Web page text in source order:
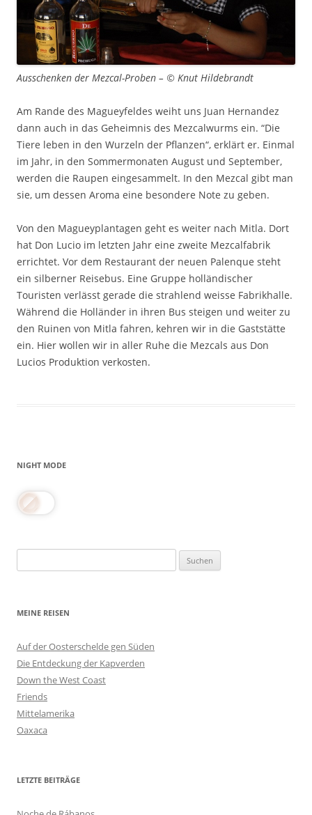
Ausschenken der Mezcal-Proben – © Knut Hildebrandt
Am Rande des Magueyfeldes weiht uns Juan Hernandez
dann auch in das Geheimnis des Mezcalwurms ein. “Die
Tiere leben in den Wurzeln der Pflanzen“, erklärt er. Einmal
im Jahr, in den Sommermonaten August und September,
werden die Raupen eingesammelt. In den Mezcal gibt man
sie, um dessen Aroma eine besondere Note zu geben.
Von den Magueyplantagen geht es weiter nach Mitla. Dort
hat Don Lucio im letzten Jahr eine zweite Mezcalfabrik
errichtet. Vor dem Restaurant der neuen Palenque steht
ein silberner Reisebus. Eine Gruppe holländischer
Touristen verlässt gerade die strahlend weisse Fabrikhalle.
Während die Holländer in ihren Bus steigen und weiter zu
den Ruinen von Mitla fahren, kehren wir in die Gaststätte
ein. Hier wollen wir in aller Ruhe die Mezcals aus Don
Lucios Produktion verkosten.
NIGHT MODE
nach:
MEINE REISEN
Auf der Oosterschelde gen Süden
Die Entdeckung der Kapverden
Down the West Coast
Friends
Mittelamerika
Oaxaca
LETZTE BEITRÄGE